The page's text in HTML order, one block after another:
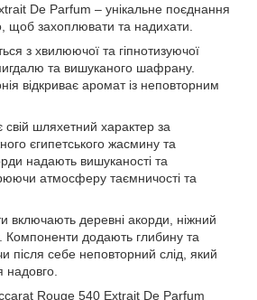
De Parfum – унікальне поєднання
щоб захоплювати та надихати.
з хвилюючої та гіпнотизуючої
мигдалю та вишуканого шафрану.
відкриває аромат із неповторним
шляхетний характер за
єгипетського жасмину та
надають вишуканості та
атмосферу таємничості та
включають деревні акорди, ніжний
Компоненти додають глибину та
після себе неповторний слід, який
надовго.
Rouge 540 Extrait De Parfum